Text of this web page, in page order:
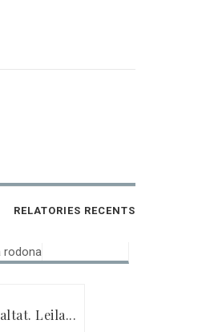
RELATORIES RECENTS
Leila...